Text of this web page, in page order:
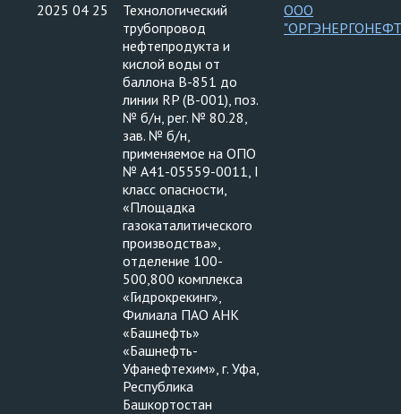
2025 04 25
Технологический
трубопровод
нефтепродукта и
кислой воды от
баллона В-851 до
линии RP (В-001), поз.
№ б/н, рег. № 80.28,
зав. № б/н,
применяемое на ОПО
№ А41-05559-0011, I
класс опасности,
«Площадка
газокаталитического
производства»,
отделение 100-
500,800 комплекса
«Гидрокрекинг»,
Филиала ПАО АНК
«Башнефть»
«Башнефть-
Уфанефтехим», г. Уфа,
Республика
Башкортостан
ООО